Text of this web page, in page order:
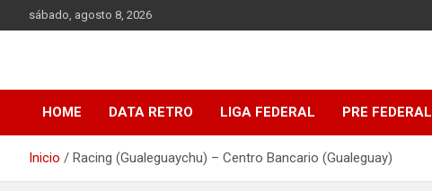
al
sábado, agosto 8, 2026
DATA Basquet
HOME DATA RETRO LIGA FEDERAL PRE FEDERAL
Inicio Racing (Gualeguaychu) – Centro Bancario (Gualeguay)